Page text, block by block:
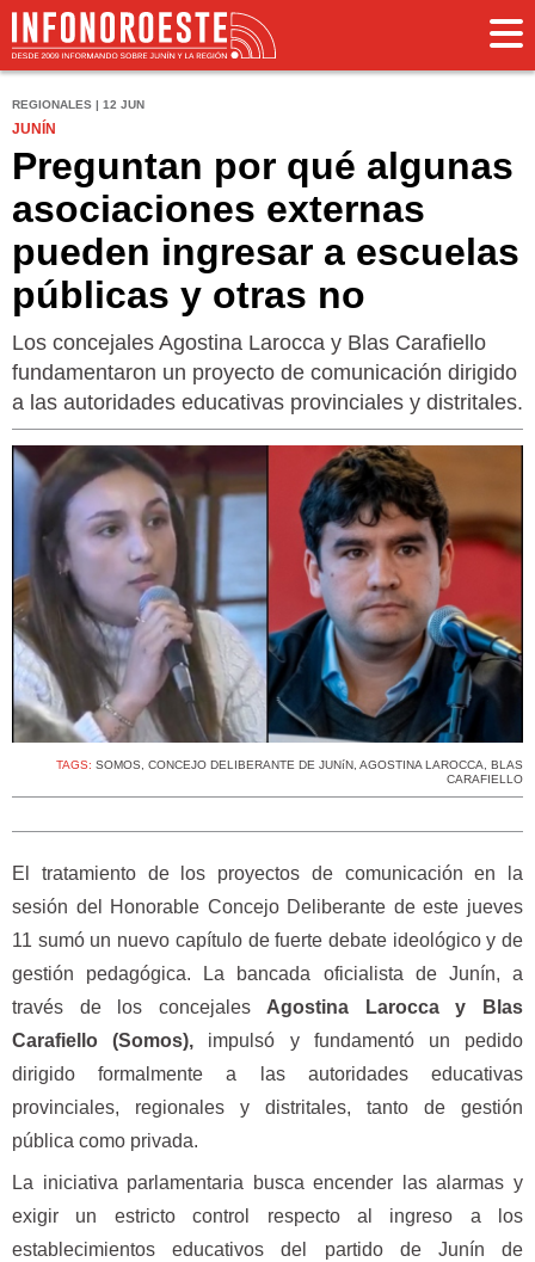
REGIONALES | 12 JUN
JUNÍN
Preguntan por qué algunas
asociaciones externas
pueden ingresar a escuelas
públicas y otras no
Los concejales Agostina Larocca y Blas Carafiello
fundamentaron un proyecto de comunicación dirigido
a las autoridades educativas provinciales y distritales.
TAGS: SOMOS, CONCEJO DELIBERANTE DE JUNíN, AGOSTINA LAROCCA, BLAS
CARAFIELLO
El tratamiento de los proyectos de comunicación en la
sesión del Honorable Concejo Deliberante de este jueves
11 sumó un nuevo capítulo de fuerte debate ideológico y de
gestión pedagógica. La bancada oficialista de Junín, a
través de los concejales Agostina Larocca y Blas
Carafiello (Somos), impulsó y fundamentó un pedido
dirigido formalmente a las autoridades educativas
provinciales, regionales y distritales, tanto de gestión
pública como privada.
La iniciativa parlamentaria busca encender las alarmas y
exigir un estricto control respecto al ingreso a los
establecimientos educativos del partido de Junín de